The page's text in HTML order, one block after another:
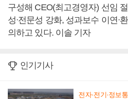
구성해 CEO(최고경영자) 선임
성ᐧ전문성 강화, 성과보수 이연ᐧ
의하고 있다. 이솔 기자
인기기사
전자·전기·정보